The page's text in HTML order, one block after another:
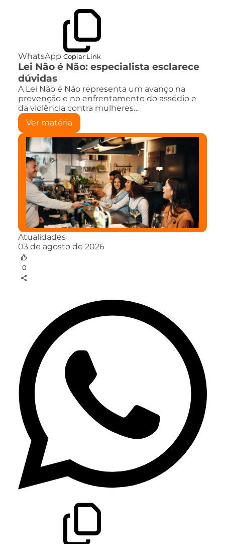
WhatsApp Copiar Link
Lei Não é Não: especialista esclarece
dúvidas
A Lei Não é Não representa um avanço na
prevenção e no enfrentamento do assédio e
da violência contra mulheres…
Ver matéria
Atualidades
03 de agosto de 2026
0